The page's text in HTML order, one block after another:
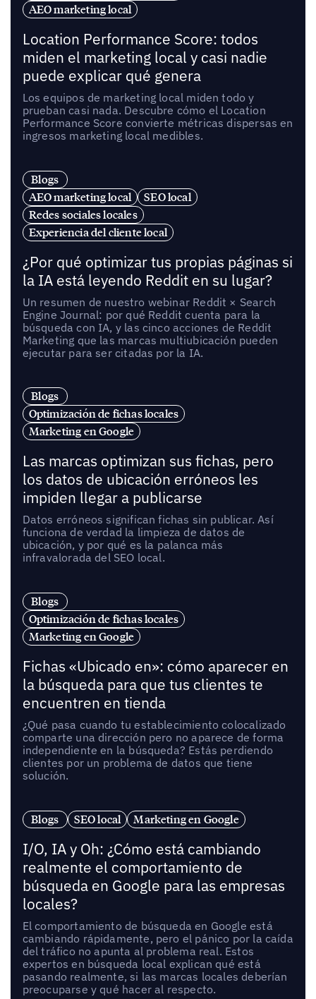
AEO marketing local
Location Performance Score: todos
miden el marketing local y casi nadie
puede explicar qué genera
Los equipos de marketing local miden todo y
prueban casi nada. Descubre cómo el Location
Performance Score convierte métricas dispersas en
ingresos marketing local medibles.
Blogs
AEO marketing local
SEO local
Redes sociales locales
Experiencia del cliente local
¿Por qué optimizar tus propias páginas si
la IA está leyendo Reddit en su lugar?
Un resumen de nuestro webinar Reddit × Search
Engine Journal: por qué Reddit cuenta para la
búsqueda con IA, y las cinco acciones de Reddit
Marketing que las marcas multiubicación pueden
ejecutar para ser citadas por la IA.
Blogs
Optimización de fichas locales
Marketing en Google
Las marcas optimizan sus fichas, pero
los datos de ubicación erróneos les
impiden llegar a publicarse
Datos erróneos significan fichas sin publicar. Así
funciona de verdad la limpieza de datos de
ubicación, y por qué es la palanca más
infravalorada del SEO local.
Blogs
Optimización de fichas locales
Marketing en Google
Fichas «Ubicado en»: cómo aparecer en
la búsqueda para que tus clientes te
encuentren en tienda
¿Qué pasa cuando tu establecimiento colocalizado
comparte una dirección pero no aparece de forma
independiente en la búsqueda? Estás perdiendo
clientes por un problema de datos que tiene
solución.
Blogs SEO local Marketing en Google
I/O, IA y Oh: ¿Cómo está cambiando
realmente el comportamiento de
búsqueda en Google para las empresas
locales?
El comportamiento de búsqueda en Google está
cambiando rápidamente, pero el pánico por la caída
del tráfico no apunta al problema real. Estos
expertos en búsqueda local explican qué está
pasando realmente, si las marcas locales deberían
preocuparse y qué hacer al respecto.